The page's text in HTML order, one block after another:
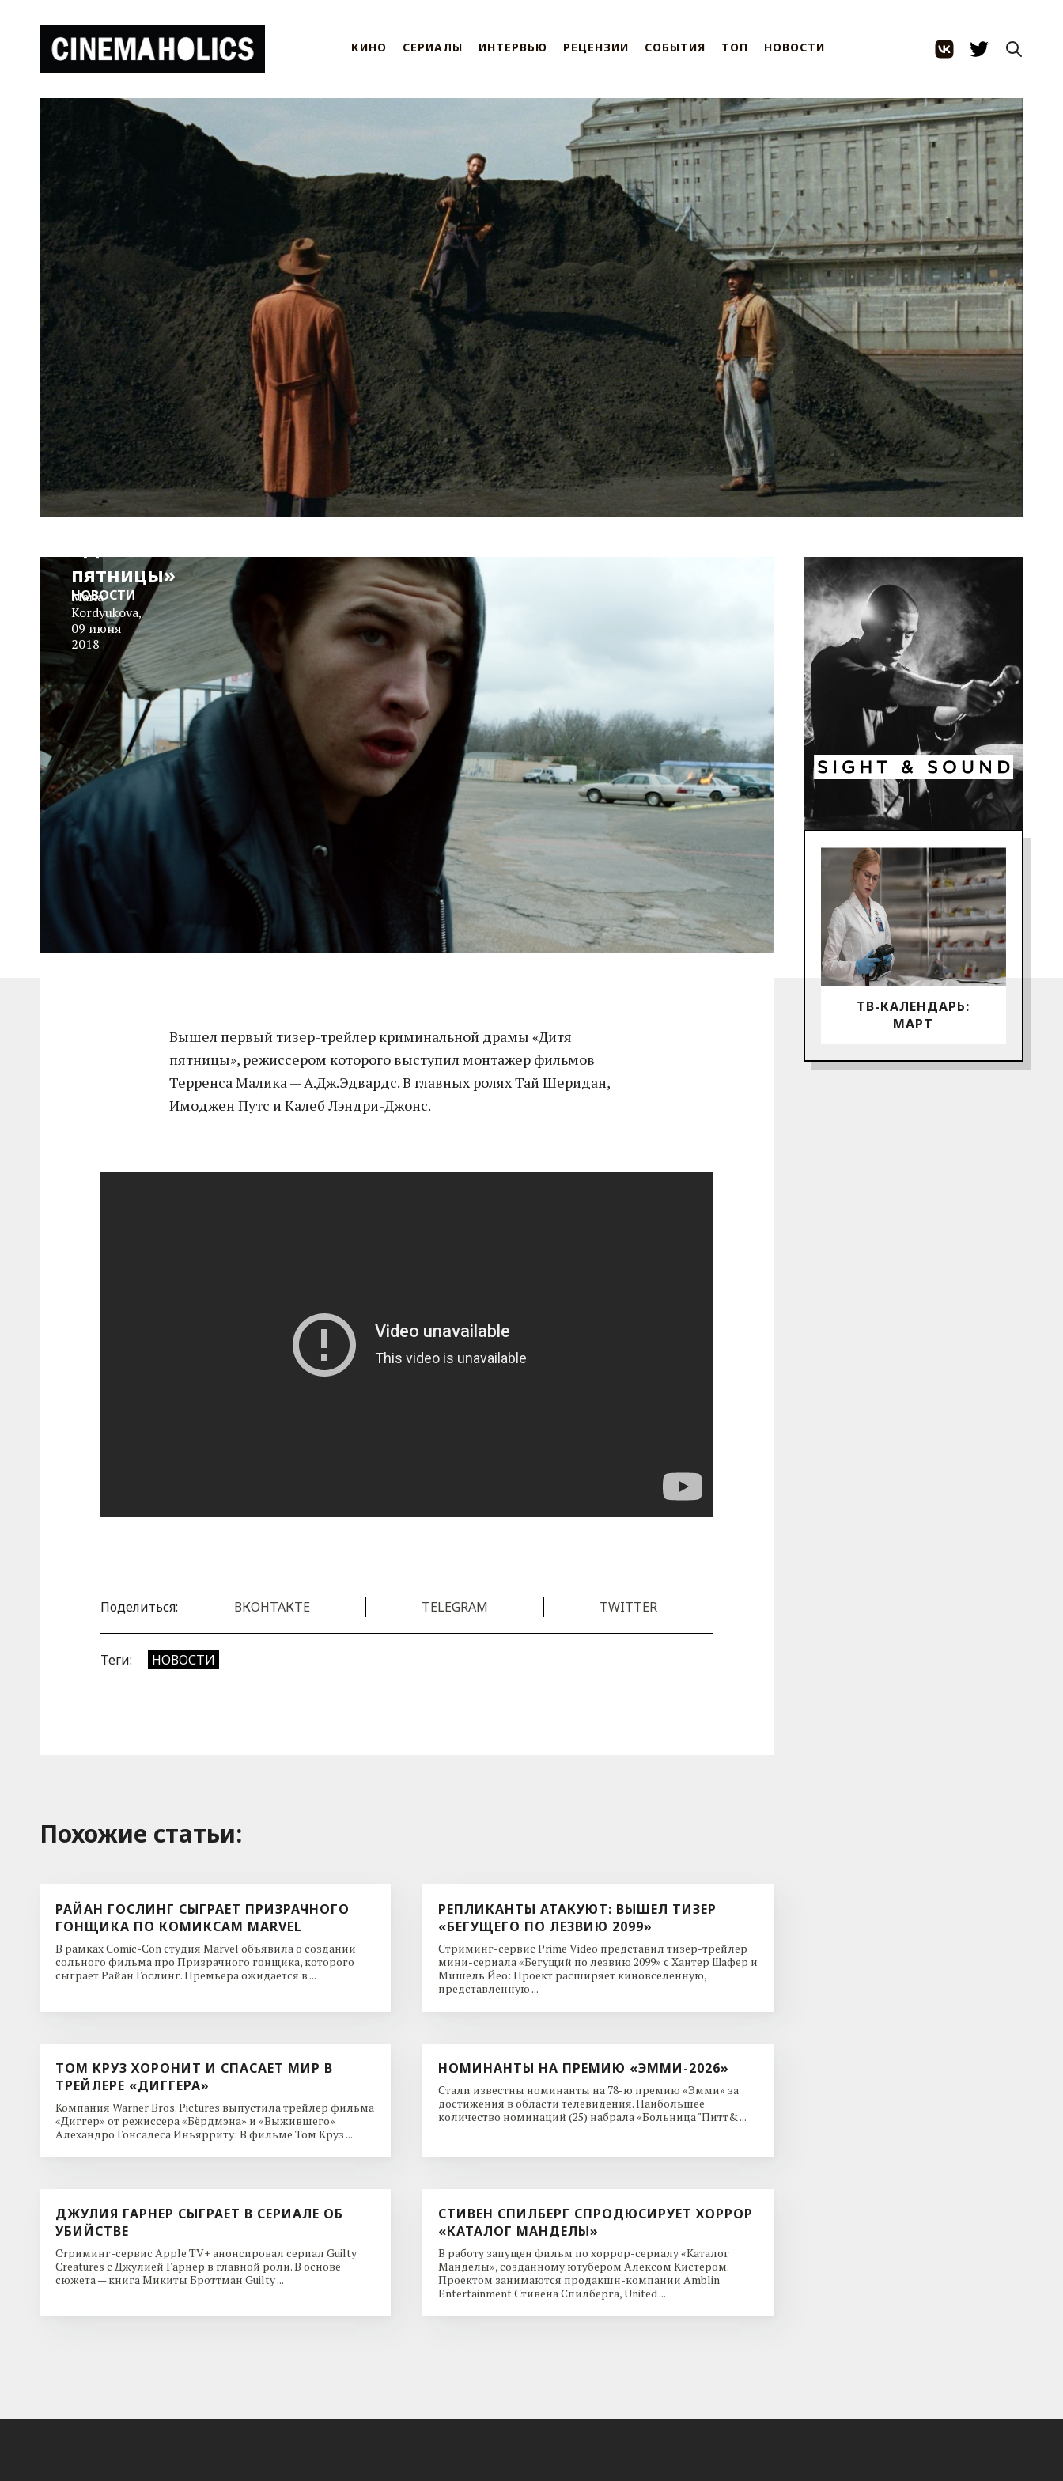
КИНО СЕРИАЛЫ ИНТЕРВЬЮ РЕЦЕНЗИИ СОБЫТИЯ ТОП НОВОСТИ
ТВ-КАЛЕНДАРЬ:
МАРТ
Тизер-
трейлер
пятницы»
Maria
Kordyukova,
09 июня
2018
НОВОСТИ
Вышел первый тизер-трейлер криминальной драмы «Дитя
пятницы», режиссером которого выступил монтажер фильмов
Терренса Малика — А.Дж.Эдвардс. В главных ролях Тай Шеридан,
Имоджен Путс и Калеб Лэндри-Джонс.
Поделиться: ВКОНТАКТЕ TELEGRAM TWITTER
Теги: НОВОСТИ
Похожие cтатьи:
РАЙАН ГОСЛИНГ СЫГРАЕТ ПРИЗРАЧНОГО
ГОНЩИКА ПО КОМИКСАМ MARVEL
В рамках Comic-Con студия Marvel объявила о создании
сольного фильма про Призрачного гонщика, которого
сыграет Райан Гослинг. Премьера ожидается в ...
РЕПЛИКАНТЫ АТАКУЮТ: ВЫШЕЛ ТИЗЕР
«БЕГУЩЕГО ПО ЛЕЗВИЮ 2099»
Стриминг-сервис Prime Video представил тизер-трейлер
мини-сериала «Бегущий по лезвию 2099» с Хантер Шафер и
Мишель Йео: Проект расширяет киновселенную,
представленную ...
ТОМ КРУЗ ХОРОНИТ И СПАСАЕТ МИР В
ТРЕЙЛЕРЕ «ДИГГЕРА»
Компания Warner Bros. Pictures выпустила трейлер фильма
«Диггер» от режиссера «Бёрдмэна» и «Выжившего»
Алехандро Гонсалеса Иньярриту: В фильме Том Круз ...
НОМИНАНТЫ НА ПРЕМИЮ «ЭММИ-2026»
Стали известны номинанты на 78-ю премию «Эмми» за
достижения в области телевидения. Наибольшее
количество номинаций (25) набрала «Больница "Питт& ...
ДЖУЛИЯ ГАРНЕР СЫГРАЕТ В СЕРИАЛЕ ОБ
УБИЙСТВЕ
Стриминг-сервис Apple TV+ анонсировал сериал Guilty
Creatures с Джулией Гарнер в главной роли. В основе
сюжета — книга Микиты Броттман Guilty ...
СТИВЕН СПИЛБЕРГ СПРОДЮСИРУЕТ ХОРРОР
«КАТАЛОГ МАНДЕЛЫ»
В работу запущен фильм по хоррор-сериалу «Каталог
Манделы», созданному ютубером Алексом Кистером.
Проектом занимаются продакшн-компании Amblin
Entertainment Стивена Спилберга, United ...